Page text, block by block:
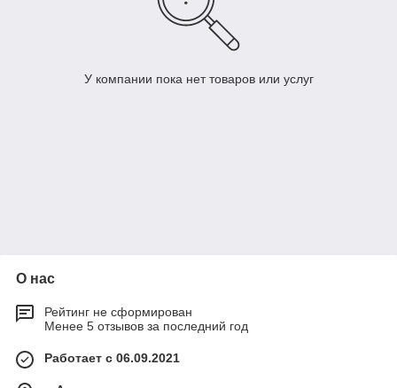
У компании пока нет товаров или услуг
О нас
Рейтинг не сформирован
Менее 5 отзывов за последний год
Работает с 06.09.2021